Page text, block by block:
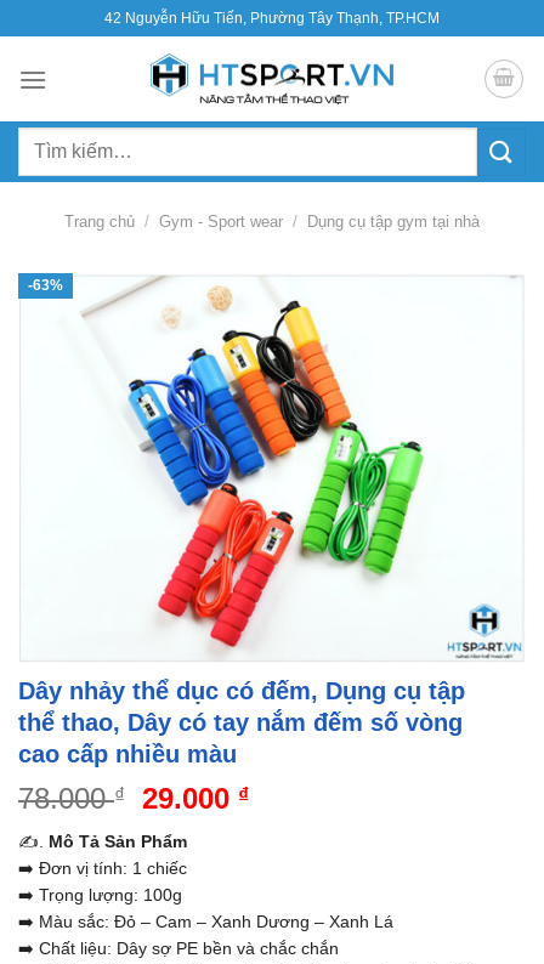
nội
42 Nguyễn Hữu Tiến, Phường Tây Thạnh, TP.HCM
Tìm
Trang chủ / Gym - Sport wear / Dụng cụ tập gym tại nhà
-63%
Dây nhảy thể dục có đếm, Dụng cụ tập
thể thao, Dây có tay nắm đếm số vòng
cao cấp nhiều màu
78.000₫
Giá
gốc
là:
78.000 ₫.
29.000 ₫Giá
29.000 ₫.
✍️. Mô Tả Sản Phẩm
➡️ Đơn vị tính: 1 chiếc
➡️ Trọng lượng: 100g
➡️ Màu sắc: Đỏ – Cam – Xanh Dương – Xanh Lá
➡️ Chất liệu: Dây sợ PE bền và chắc chắn